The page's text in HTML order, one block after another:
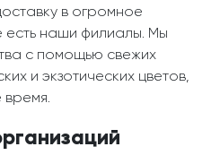
в огромное
есть наши филиалы. Мы
с помощью свежих
и экзотических цветов,
время.